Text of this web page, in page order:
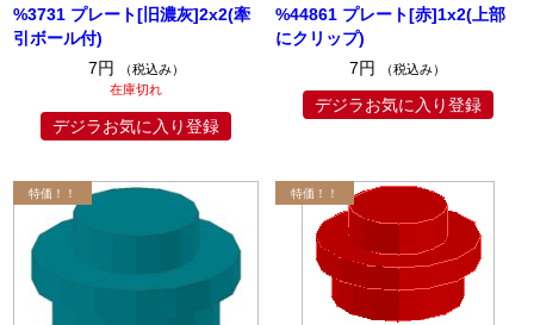
%3731 プレート[旧濃灰]2x2(牽
引ボール付)
7円
（税込み）
在庫切れ
デジラお気に入り登録
%44861 プレート[赤]1x2(上部
にクリップ)
7円
（税込み）
デジラお気に入り登録